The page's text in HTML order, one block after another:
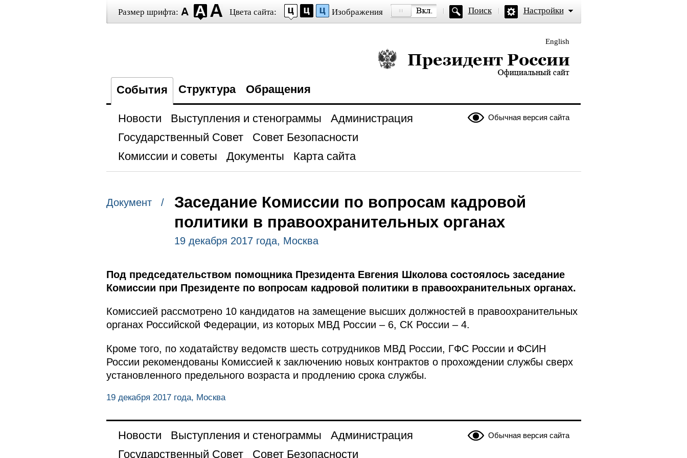
Размер шрифта: Цвета сайта: Изображения Поиск Настройки
English
Президент России — официальный сайт
События Структура Обращения
Обычная версия сайта
Новости Выступления и стенограммы
Администрация
Государственный Совет
Совет Безопасности
Комиссии и советы
Документы Карта сайта
Документ /
Заседание Комиссии по вопросам кадровой
политики в правоохранительных органах
19 декабря 2017 года, Москва
Под председательством помощника Президента Евгения Школова состоялось заседание
Комиссии при Президенте по вопросам кадровой политики в правоохранительных органах.
Комиссией рассмотрено 10 кандидатов на замещение высших должностей в правоохранительных
органах Российской Федерации, из которых МВД России – 6, СК России – 4.
Кроме того, по ходатайству ведомств шесть сотрудников МВД России, ГФС России и ФСИН
России рекомендованы Комиссией к заключению новых контрактов о прохождении службы сверх
установленного предельного возраста и продлению срока службы.
19 декабря 2017 года, Москва
Обычная версия сайта
Новости Выступления и стенограммы
Администрация
Государственный Совет
Совет Безопасности